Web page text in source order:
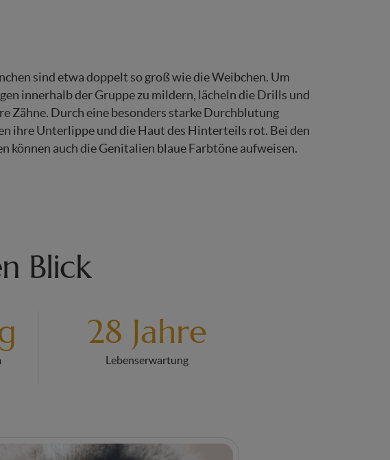
sind etwa doppelt so groß wie die Weibchen. Um
innerhalb der Gruppe zu mildern, lächeln die Drills und
Zähne. Durch eine besonders starke Durchblutung
ihre Unterlippe und die Haut des Hinterteils rot. Bei den
können auch die Genitalien blaue Farbtöne aufweisen.
Blick
28 Jahre
Lebenserwartung